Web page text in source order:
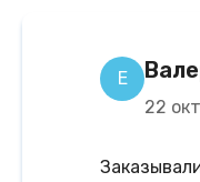
Е
22